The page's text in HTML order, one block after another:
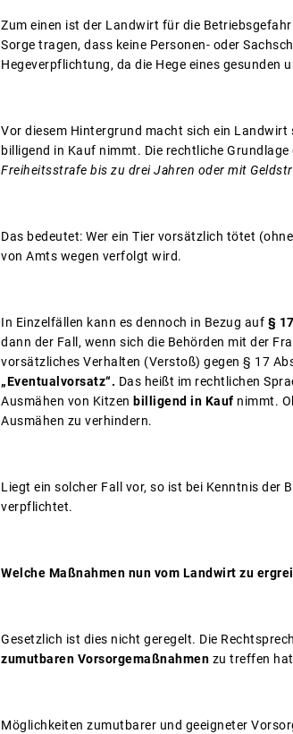
Zum einen ist der Landwirt für die
Sorge tragen, dass keine Personen- oder
Hegeverpflichtung, da die Hege eines
Vor diesem Hintergrund macht sich ein Landwirt
billigend in Kauf nimmt. Die rechtliche
Freiheitsstrafe bis zu drei Jahren oder mit
Das bedeutet: Wer ein Tier vorsätzlich tötet
von Amts wegen verfolgt wird.
In Einzelfällen kann es dennoch in Bezug auf §
dann der Fall, wenn sich die Behörden mit der
vorsätzliches Verhalten (Verstoß) gegen § 17
„Eventualvorsatz“. Das heißt im rechtlichen
Ausmähen von Kitzen billigend in Kauf nimmt.
Ausmähen zu verhindern.
Liegt ein solcher Fall vor, so ist bei Kenntnis der
verpflichtet.
Welche Maßnahmen nun vom Landwirt zu
Gesetzlich ist dies nicht geregelt. Die
zumutbaren Vorsorgemaßnahmen zu treffen
Möglichkeiten zumutbarer und geeigneter